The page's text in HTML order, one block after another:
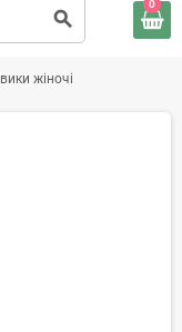
search
0
жіночі